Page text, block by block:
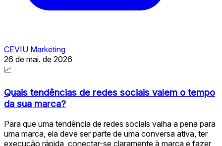
CEVIU Marketing
26 de mai. de 2026
📈
Quais tendências de redes sociais valem o tempo
da sua marca?
Para que uma tendência de redes sociais valha a pena para
uma marca, ela deve ser parte de uma conversa ativa, ter
execução rápida, conectar-se claramente à marca e fazer